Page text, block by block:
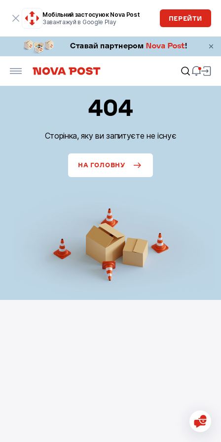
Мобільний застосунок Nova Post
Завантажуй в Google Play
ПЕРЕЙТИ
404
Сторінка, яку ви запитуєте не існує
НА ГОЛОВНУ